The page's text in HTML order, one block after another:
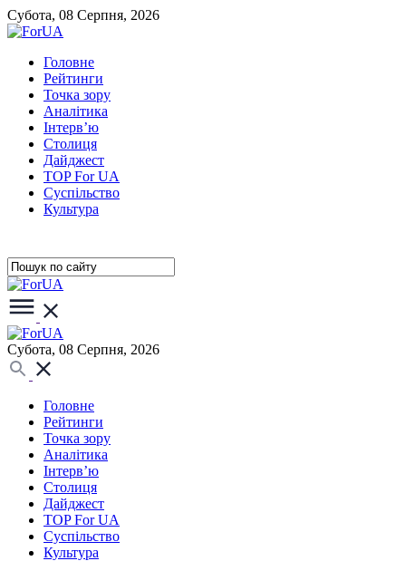
Субота, 08 Серпня, 2026
Головне
Рейтинги
Точка зору
Аналітика
Інтерв’ю
Столиця
Дайджест
TOP For UA
Суспiльство
Культура
Субота, 08 Серпня, 2026
Головне
Рейтинги
Точка зору
Аналітика
Інтерв’ю
Столиця
Дайджест
TOP For UA
Суспiльство
Культура